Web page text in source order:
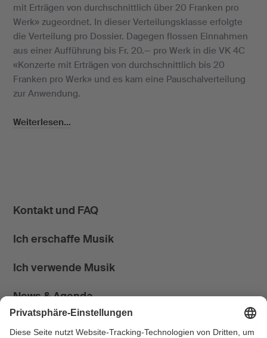
mit Erträgen von durchschnittlich über 20 Franken pro
Werk» zugeordnet. In dieser Verteilungsklasse erfolgte
die Verteilung pro Dossier. Dagegen flossen Einnahmen
aus einer Aufführung bis Fr. 20.— pro Werk in die VK 4C
«Konzerte mit Erträgen von durchschnittlich bis 20
Franken pro Werk» und es kam eine Pauschalverteilung
zur Anwendung.
Weiterlesen...
Kontakt und FAQ
Ich erschaffe Musik
Ich verwende Musik
News & Agenda